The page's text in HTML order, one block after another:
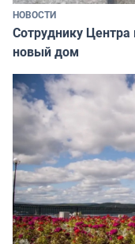
НОВОСТИ
Сотруднику
новый дом